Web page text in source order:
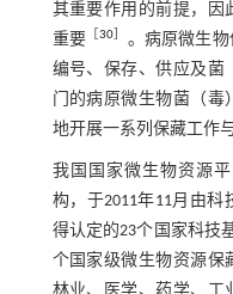
其重要作用的前提，因
重要 ［30
。病原微生物
编号、保存、供应及菌
门的病原微生物菌（毒
地开展一系列保藏工作与
我国国家微生物资源
构，于2011年11月由
得认定的23个国家科技
个国家级微生物资源保